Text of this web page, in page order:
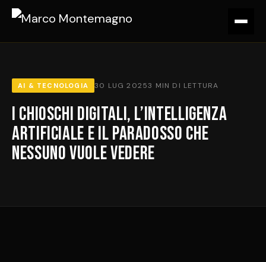
AI & TECNOLOGIA 30 LUG 20253 MIN DI LETTURA
I Chioschi Digitali, l’Intelligenza
Artificiale e il Paradosso che
Nessuno Vuole Vedere